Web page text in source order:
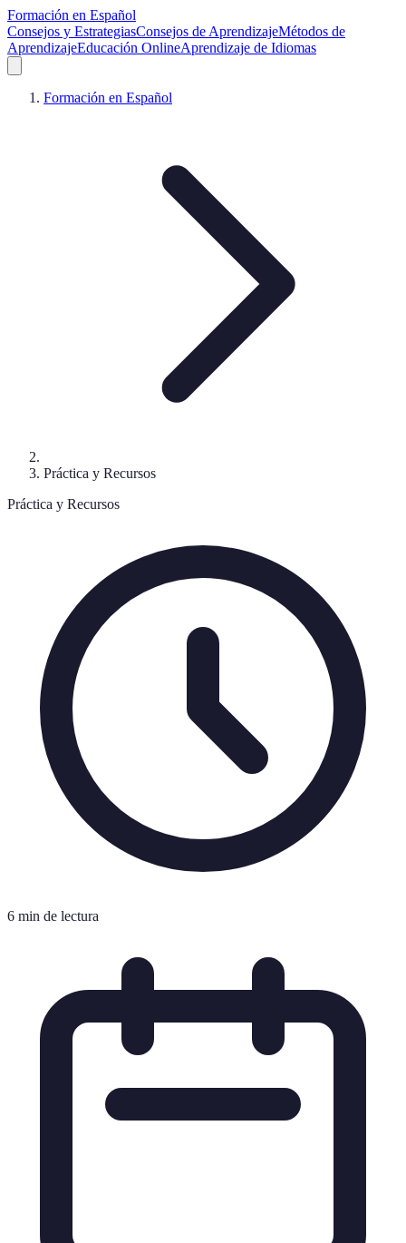
Formación en Español
Consejos y EstrategiasConsejos de AprendizajeMétodos de
AprendizajeEducación OnlineAprendizaje de Idiomas
Formación en Español
Práctica y Recursos
Práctica y Recursos
6 min de lectura